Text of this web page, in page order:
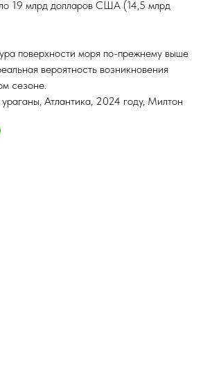
19 млрд долларов США (14,5 млрд
поверхности моря по-прежнему выше
вероятность возникновения
сезоне.
Атлантика, 2024 году, Милтон